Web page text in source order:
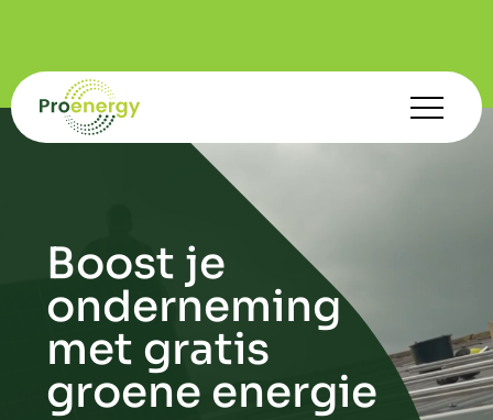
Boost je
onderneming
met gratis
groene energie